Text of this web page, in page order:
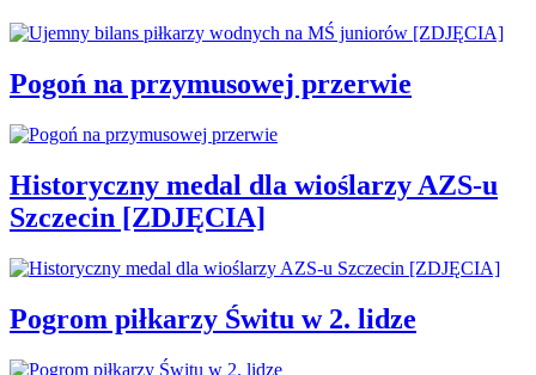
Pogoń na przymusowej przerwie
Historyczny medal dla wioślarzy AZS-u
Szczecin [ZDJĘCIA]
Pogrom piłkarzy Świtu w 2. lidze